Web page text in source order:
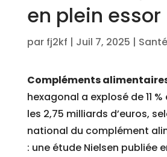
en plein essor
par fj2kf | Juil 7, 2025 | Santé
Compléments
hexagonal a explosé de 11
les 2,75 milliards d’euros,
national du complément
: une étude Nielsen publiée